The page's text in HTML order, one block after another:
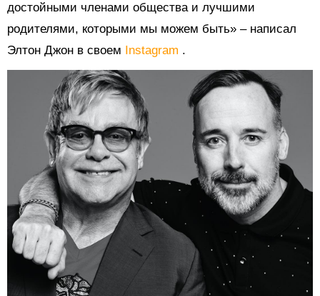
достойными членами общества и лучшими
родителями, которыми мы можем быть» – написал
Элтон Джон в своем Instagram .